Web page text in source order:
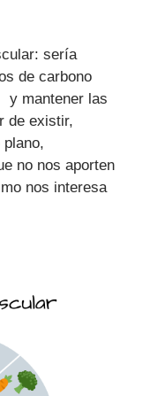
sería
de carbono
y mantener las
de existir,
no nos aporten
nos interesa